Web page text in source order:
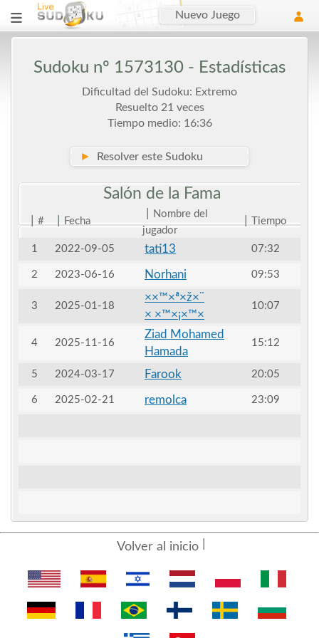
Nuevo Juego
Sudoku nº 1573130 - Estadísticas
Dificultad del Sudoku: Extremo
Resuelto 21 veces
Tiempo medio: 16:36
► Resolver este Sudoku
Salón de la Fama
# Fecha
Nombre del
jugador
Tiempo
1 2022-09-05 tati13 07:32
2 2023-06-16 Norhani 09:53
3 2025-01-18
××™×ª×ž×¨
× ×™×¡×™×
10:07
4 2025-11-16
Ziad Mohamed
Hamada
15:12
5 2024-03-17 Farook 20:05
6 2025-02-21 remolca 23:09
Volver al inicio